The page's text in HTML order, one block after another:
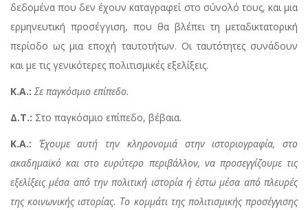
δεδομένα που δεν έχουν καταγραφεί στο σύνολό τους, και μια
ερμηνευτική προσέγγιση, που θα βλέπει τη μεταδικτατορική
περίοδο ως μια εποχή ταυτοτήτων. Οι ταυτότητες συνάδουν
και με τις γενικότερες πολιτισμικές εξελίξεις.
Κ.Α.: Σε παγκόσμιο επίπεδο.
Δ.Τ.: Στο παγκόσμιο επίπεδο, βέβαια.
Κ.Α.:
Έχουμε αυτή την κληρονομιά στην ιστοριογραφία, στο
ακαδημαϊκό και στο ευρύτερο περιβάλλον, να προσεγγίζουμε τις
εξελίξεις μέσα από την πολιτική ιστορία ή έστω μέσα από πλευρές
της κοινωνικής ιστορίας. Το κομμάτι της πολιτισμικής προσέγγισης